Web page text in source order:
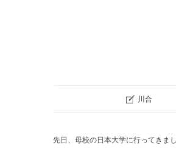
川合
先日、母校の日本大学に行ってきまし